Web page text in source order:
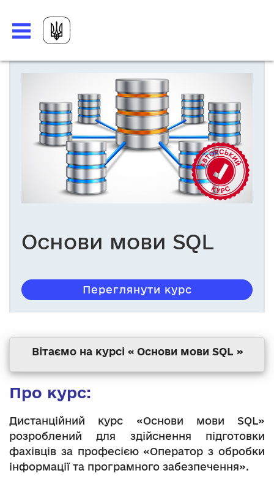
Основи мови SQL
Переглянути курс
Вітаємо на курсі « Основи мови SQL »
Про курс:
Дистанційний курс «Основи мови SQL»
розроблений для здійснення підготовки
фахівців за професією «Оператор з обробки
інформації та програмного забезпечення».